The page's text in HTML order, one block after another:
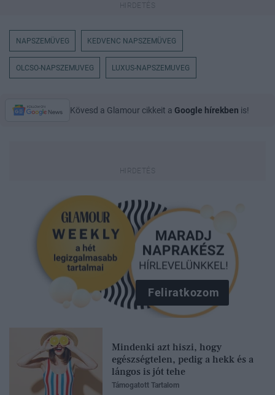
NAPSZEMÜVEG KEDVENC NAPSZEMÜVEG
OLCSO-NAPSZEMUVEG LUXUS-NAPSZEMUVEG
Kövesd a Glamour cikkeit a Google hírekben is!
Feliratkozom
Mindenki azt hiszi, hogy
egészségtelen, pedig a hekk és a
lángos is jót tehe
Támogatott Tartalom